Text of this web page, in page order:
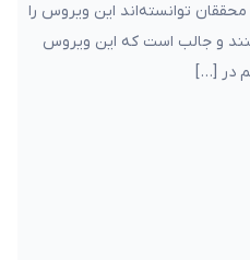
توانسته‌اند این ویروس را
و جالب است که این ویروس
در […]